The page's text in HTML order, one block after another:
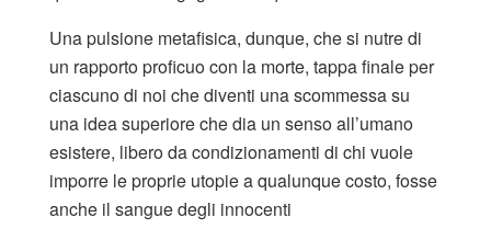
Una pulsione metafisica, dunque, che si nutre di
un rapporto proficuo con la morte, tappa finale per
ciascuno di noi che diventi una scommessa su
una idea superiore che dia un senso all’umano
esistere, libero da condizionamenti di chi vuole
imporre le proprie utopie a qualunque costo, fosse
anche il sangue degli innocenti